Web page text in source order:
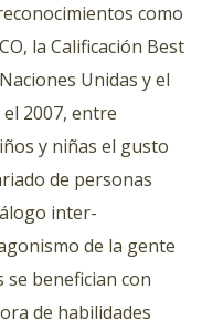
como
la Calificación Best
Unidas y el
2007, entre
y niñas el gusto
de personas
inter-
de la gente
benefician con
de habilidades